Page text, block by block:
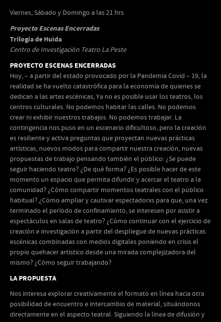
Viernes, Sábado y Domingo a las 21 hrs
Proyecto Escenas Encerradas
Trilogía de Huida
Centro de Investigación Teatro La Peste
PROYECTO ESCENAS ENCERRADAS
Hoy, – a partir del estado provocado por la Pandemia Covid – 19, la
realidad se ha vuelto catastrófica para la economía de quienes se
dedican a las artes escénicas, Ya no es posible usar los teatros, los
centros culturales. No podemos habitar las calles. No podemos
crear ni exhibir nuestros trabajos. No podemos trabajar. La
contingencia nos puso en un escenario dificultoso, pero la creación
es resiliente y activa preguntas que proyectan nuevas prácticas
artísticas, nuevos modos para compartir nuestra creación, nuevas
propuestas de trabajo pensando también el público: ¿Se puede
seguir haciendo teatro? ¿De qué forma? ¿Es posible hacer de este
momento un espacio que permita difundir y acercar el teatro a la
comunidad? ¿Cómo compartir momentos teatrales con el público
habitual? ¿Cómo ampliar y cautivar espectadorxs para que, una vez
terminado el período de confinamiento, se interesen por asistir a
espectáculos en salas de teatro? ¿Cómo continuar con el ejercicio de
creación e investigación a partir del despliegue de nuevas prácticas
escénicas combinadas con medios digitales poniendo en crisis el
propio quehacer artístico desde una mirada complejizadora del
mismo? ¿Cómo seguir trabajando?
LA PROPUESTA
Nos interesa explorar creativamente el formato en línea hacia otra
posibilidad de encuentro e intercambio de material, situándonos
directamente en el aspecto teatral. Siguiendo la línea de difusión y